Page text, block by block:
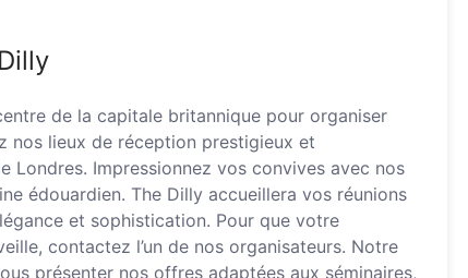
de la capitale britannique pour organiser
nos lieux de réception prestigieux et
Londres. Impressionnez vos convives avec nos
édouardien. The Dilly accueillera vos réunions
et sophistication. Pour que votre
contactez l’un de nos organisateurs. Notre
présenter nos offres adaptées aux séminaires,